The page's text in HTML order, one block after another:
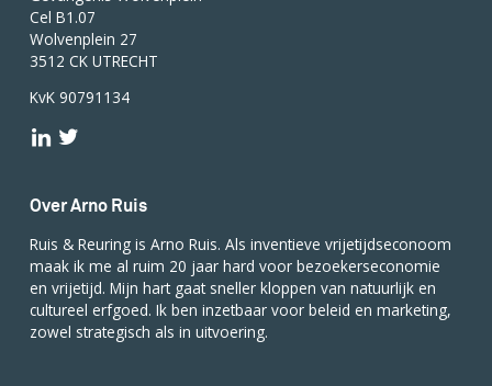
Cel B1.07
Wolvenplein 27
3512 CK UTRECHT
KvK 90791134
Over Arno Ruis
Ruis & Reuring is Arno Ruis. Als inventieve vrijetijdseconoom
maak ik me al ruim 20 jaar hard voor bezoekerseconomie
en vrijetijd. Mijn hart gaat sneller kloppen van natuurlijk en
cultureel erfgoed. Ik ben inzetbaar voor beleid en marketing,
zowel strategisch als in uitvoering.